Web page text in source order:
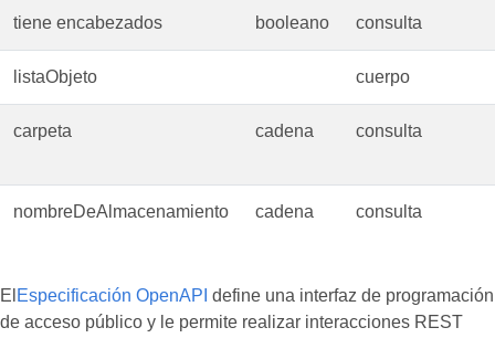
tiene encabezados booleano consulta
listaObjeto cuerpo
carpeta cadena consulta
nombreDeAlmacenamiento cadena consulta
El Especificación OpenAPI define una interfaz de programación
de acceso público y le permite realizar interacciones REST